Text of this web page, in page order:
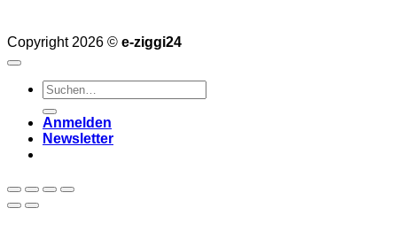
Copyright 2026 © e-ziggi24
Suchen
nach:
Anmelden
Newsletter